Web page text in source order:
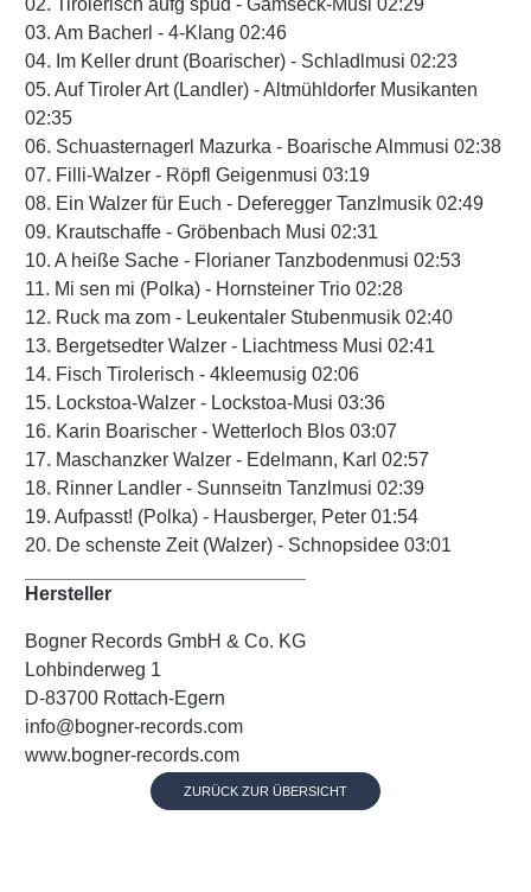
02. Tirolerisch aufg spüd - Gamseck-Musi 02:29
03. Am Bacherl - 4-Klang 02:46
04. Im Keller drunt (Boarischer) - Schladlmusi 02:23
05. Auf Tiroler Art (Landler) - Altmühldorfer Musikanten
02:35
06. Schuasternagerl Mazurka - Boarische Almmusi 02:38
07. Filli-Walzer - Röpfl Geigenmusi 03:19
08. Ein Walzer für Euch - Deferegger Tanzlmusik 02:49
09. Krautschaffe - Gröbenbach Musi 02:31
10. A heiße Sache - Florianer Tanzbodenmusi 02:53
11. Mi sen mi (Polka) - Hornsteiner Trio 02:28
12. Ruck ma zom - Leukentaler Stubenmusik 02:40
13. Bergetsedter Walzer - Liachtmess Musi 02:41
14. Fisch Tirolerisch - 4kleemusig 02:06
15. Lockstoa-Walzer - Lockstoa-Musi 03:36
16. Karin Boarischer - Wetterloch Blos 03:07
17. Maschanzker Walzer - Edelmann, Karl 02:57
18. Rinner Landler - Sunnseitn Tanzlmusi 02:39
19. Aufpasst! (Polka) - Hausberger, Peter 01:54
20. De schenste Zeit (Walzer) - Schnopsidee 03:01
Hersteller
Bogner Records GmbH & Co. KG
Lohbinderweg 1
D-83700 Rottach-Egern
info@bogner-records.com
www.bogner-records.com
ZURÜCK ZUR ÜBERSICHT